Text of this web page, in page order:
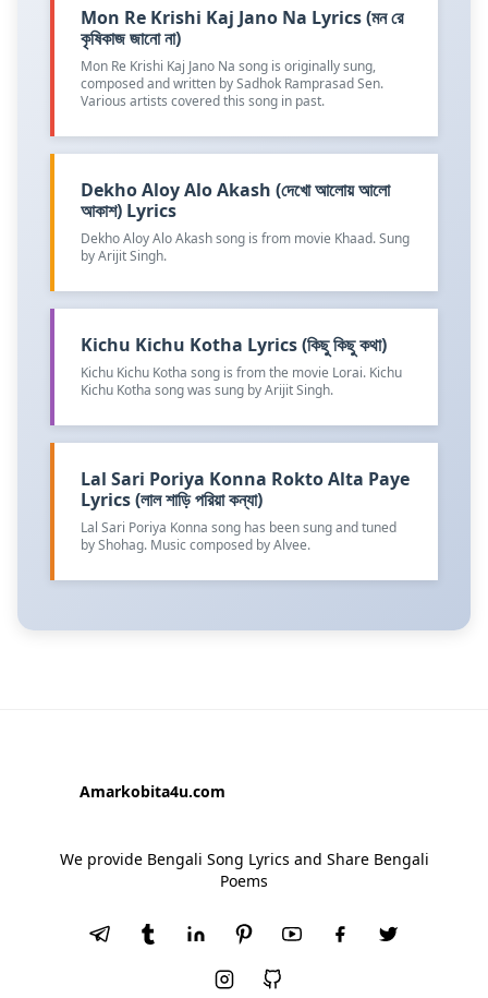
Mon Re Krishi Kaj Jano Na Lyrics (মন রে
কৃষিকাজ জানো না)
Mon Re Krishi Kaj Jano Na song is originally sung,
composed and written by Sadhok Ramprasad Sen.
Various artists covered this song in past.
Dekho Aloy Alo Akash (দেখো আলোয় আলো
আকাশ) Lyrics
Dekho Aloy Alo Akash song is from movie Khaad. Sung
by Arijit Singh.
Kichu Kichu Kotha Lyrics (কিছু কিছু কথা)
Kichu Kichu Kotha song is from the movie Lorai. Kichu
Kichu Kotha song was sung by Arijit Singh.
Lal Sari Poriya Konna Rokto Alta Paye
Lyrics (লাল শাড়ি পরিয়া কন্যা)
Lal Sari Poriya Konna song has been sung and tuned
by Shohag. Music composed by Alvee.
Amarkobita4u.com
We provide Bengali Song Lyrics and Share Bengali
Poems